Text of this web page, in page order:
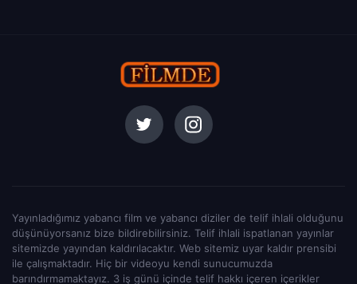
Yayınladığımız yabancı film ve yabancı diziler de telif ihlali olduğunu
düşünüyorsanız bize bildirebilirsiniz. Telif ihlali ispatlanan yayınlar
sitemizde yayından kaldırılacaktır. Web sitemiz uyar kaldır prensibi
ile çalışmaktadır. Hiç bir videoyu kendi sunucumuzda
barındırmamaktayız. 3 iş günü içinde telif hakkı içeren içerikler